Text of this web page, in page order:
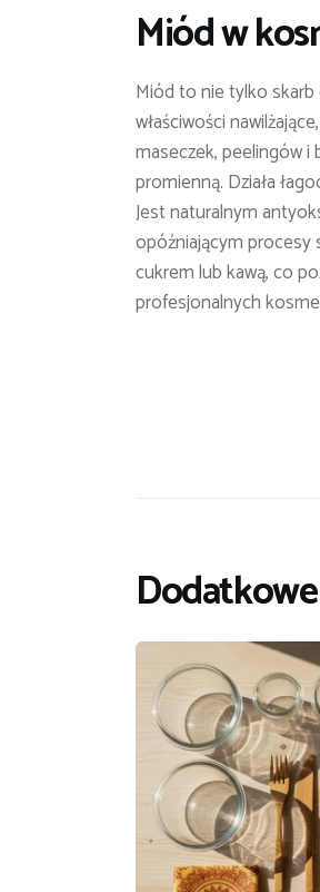
Miód w
Miód to nie tylko skarb
właściwości
maseczek, peelingów i
promienną. Działa
Jest naturalnym
opóźniającym procesy
cukrem lub kawą, co
profesjonalnych